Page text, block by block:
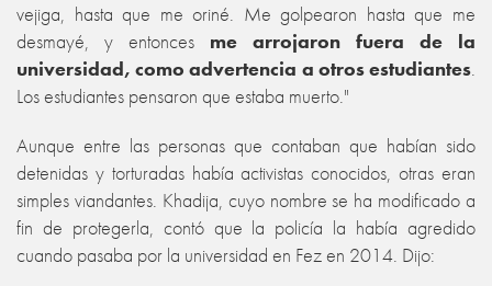
vejiga, hasta que me oriné. Me golpearon hasta que me
desmayé, y entonces me arrojaron fuera de la
universidad, como advertencia a otros estudiantes.
Los estudiantes pensaron que estaba muerto."
Aunque entre las personas que contaban que habían sido
detenidas y torturadas había activistas conocidos, otras eran
simples viandantes. Khadija, cuyo nombre se ha modificado a
fin de protegerla, contó que la policía la había agredido
cuando pasaba por la universidad en Fez en 2014. Dijo: